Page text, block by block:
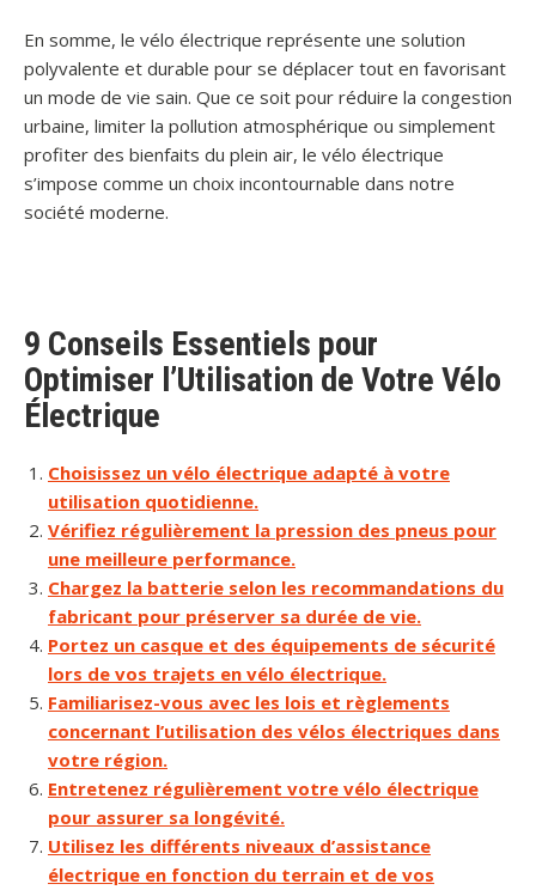
En somme, le vélo électrique représente une solution
polyvalente et durable pour se déplacer tout en favorisant
un mode de vie sain. Que ce soit pour réduire la congestion
urbaine, limiter la pollution atmosphérique ou simplement
profiter des bienfaits du plein air, le vélo électrique
s’impose comme un choix incontournable dans notre
société moderne.
9 Conseils Essentiels pour
Optimiser l’Utilisation de Votre Vélo
Électrique
Choisissez un vélo électrique adapté à votre
utilisation quotidienne.
Vérifiez régulièrement la pression des pneus pour
une meilleure performance.
Chargez la batterie selon les recommandations du
fabricant pour préserver sa durée de vie.
Portez un casque et des équipements de sécurité
lors de vos trajets en vélo électrique.
Familiarisez-vous avec les lois et règlements
concernant l’utilisation des vélos électriques dans
votre région.
Entretenez régulièrement votre vélo électrique
pour assurer sa longévité.
Utilisez les différents niveaux d’assistance
électrique en fonction du terrain et de vos